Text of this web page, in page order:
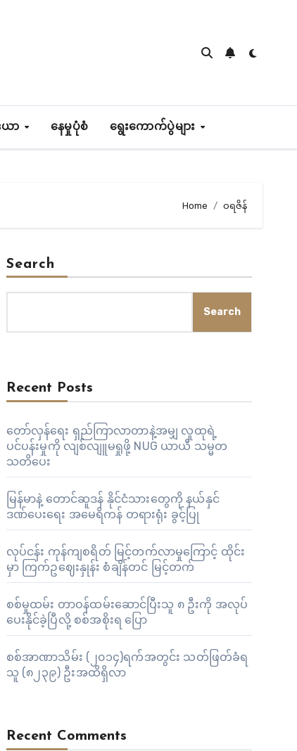
ယာ နေမှုပုံစံ ရွေးကောက်ပွဲများ
Home ဝရဇိန်
Search
Search
Recent Posts
တော်လှန်ရေး ရှည်ကြာလာတာနဲ့အမျှ လူထုရဲ့
ပင်ပန်းမှုကို လျစ်လျူမရှုဖို့ NUG ယာယီ သမ္မတ
သတိပေး
မြန်မာနဲ့ တောင်ဆူဒန် နိုင်ငံသားတွေကို နယ်နှင်
ဒဏ်ပေးရေး အမေရိကန် တရားရုံး ခွင့်ပြု
လုပ်ငန်း ကုန်ကျစရိတ် မြင့်တက်လာမှုကြောင့် ထိုင်း
မှာ ကြက်ဥဈေးနှုန်း စံချိန်တင် မြင့်တက်
စစ်မှုထမ်း တာဝန်ထမ်းဆောင်ပြီးသူ ၈ ဦးကို အလုပ်
ပေးနိုင်ခဲ့ပြီလို့ စစ်အစိုးရ ပြော
စစ်အာဏာသိမ်း (၂၀၁၄)ရက်အတွင်း သတ်ဖြတ်ခံရ
သူ (၈၂၃၉) ဦးအထိရှိလာ
Recent Comments